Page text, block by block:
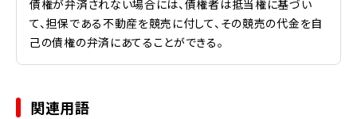
債権が弁済されない場合には、債権者は抵当権に基づい
て、担保である不動産を競売に付して、その競売の代金を自
己の債権の弁済にあてることができる。
関連用語